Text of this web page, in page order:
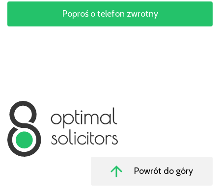
Powrót do góry